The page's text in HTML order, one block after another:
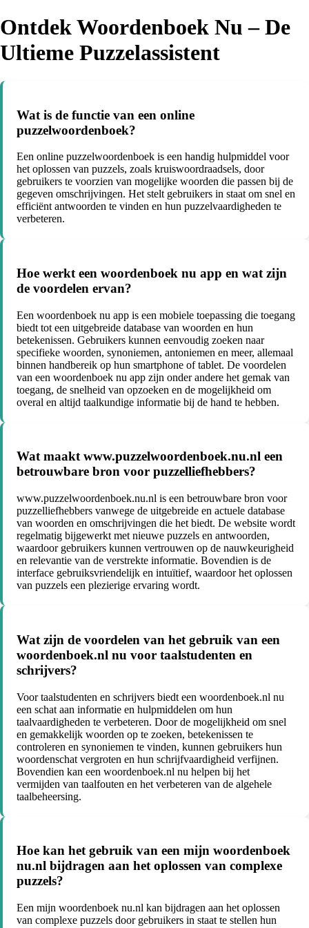
Ontdek Woordenboek Nu – De
Ultieme Puzzelassistent
Wat is de functie van een online
puzzelwoordenboek?
Een online puzzelwoordenboek is een handig hulpmiddel voor
het oplossen van puzzels, zoals kruiswoordraadsels, door
gebruikers te voorzien van mogelijke woorden die passen bij de
gegeven omschrijvingen. Het stelt gebruikers in staat om snel en
efficiënt antwoorden te vinden en hun puzzelvaardigheden te
verbeteren.
Hoe werkt een woordenboek nu app en wat zijn
de voordelen ervan?
Een woordenboek nu app is een mobiele toepassing die toegang
biedt tot een uitgebreide database van woorden en hun
betekenissen. Gebruikers kunnen eenvoudig zoeken naar
specifieke woorden, synoniemen, antoniemen en meer, allemaal
binnen handbereik op hun smartphone of tablet. De voordelen
van een woordenboek nu app zijn onder andere het gemak van
toegang, de snelheid van opzoeken en de mogelijkheid om
overal en altijd taalkundige informatie bij de hand te hebben.
Wat maakt www.puzzelwoordenboek.nu.nl een
betrouwbare bron voor puzzelliefhebbers?
www.puzzelwoordenboek.nu.nl is een betrouwbare bron voor
puzzelliefhebbers vanwege de uitgebreide en actuele database
van woorden en omschrijvingen die het biedt. De website wordt
regelmatig bijgewerkt met nieuwe puzzels en antwoorden,
waardoor gebruikers kunnen vertrouwen op de nauwkeurigheid
en relevantie van de verstrekte informatie. Bovendien is de
interface gebruiksvriendelijk en intuïtief, waardoor het oplossen
van puzzels een plezierige ervaring wordt.
Wat zijn de voordelen van het gebruik van een
woordenboek.nl nu voor taalstudenten en
schrijvers?
Voor taalstudenten en schrijvers biedt een woordenboek.nl nu
een schat aan informatie en hulpmiddelen om hun
taalvaardigheden te verbeteren. Door de mogelijkheid om snel
en gemakkelijk woorden op te zoeken, betekenissen te
controleren en synoniemen te vinden, kunnen gebruikers hun
woordenschat vergroten en hun schrijfvaardigheid verfijnen.
Bovendien kan een woordenboek.nl nu helpen bij het
vermijden van taalfouten en het verbeteren van de algehele
taalbeheersing.
Hoe kan het gebruik van een mijn woordenboek
nu.nl bijdragen aan het oplossen van complexe
puzzels?
Een mijn woordenboek nu.nl kan bijdragen aan het oplossen
van complexe puzzels door gebruikers in staat te stellen hun